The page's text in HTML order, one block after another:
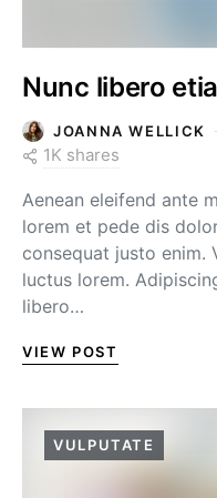
Nunc libero
JOANNA WELLICK
1K shares
Aenean eleifend ante
lorem et pede dis
consequat justo enim.
luctus lorem.
libero…
VIEW POST
VULPUTATE